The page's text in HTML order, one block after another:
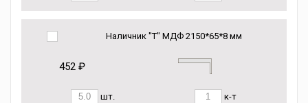
Наличник "Т" МДФ 2150*65*8 мм
452 ₽
шт. к-т